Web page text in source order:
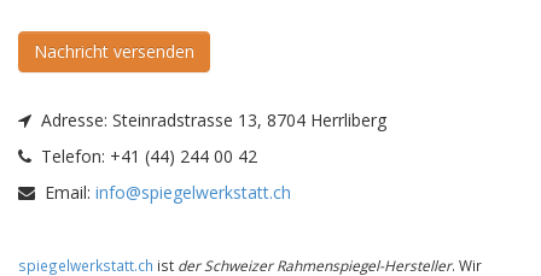
Nachricht versenden
Adresse: Steinradstrasse 13, 8704 Herrliberg
Telefon: +41 (44) 244 00 42
Email: info@spiegelwerkstatt.ch
spiegelwerkstatt.ch ist der Schweizer Rahmenspiegel-Hersteller. Wir